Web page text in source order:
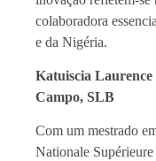
colaboradora
e da Nigéria.
Katuiscia
Campo, SLB
Com um mestrado
Nationale